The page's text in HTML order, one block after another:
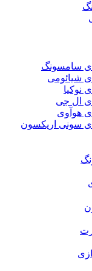
سامسونگ
شیائومی
نوکیا
ال جی
هوآوی
سونی اریکسون